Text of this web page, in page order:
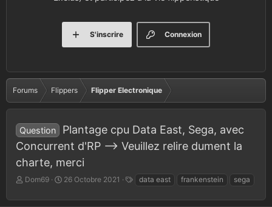
Connexion
S'inscrire
Forums Flippers Flipper Electronique
Question
Plantage cpu Data East, Sega, avec
Concurrent d'RP --> Veuillez relire dument la
charte, merci
A
t
Dom69
D
t
26 Octobre 2021
g
data east frankenstein sega